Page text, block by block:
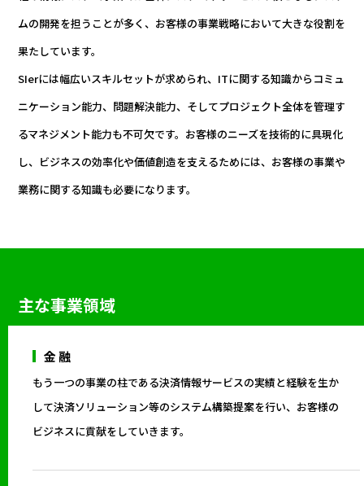
ムの開発を担うことが多く、お客様の事業戦略において大きな役割を
果たしています。
SIerには幅広いスキルセットが求められ、ITに関する知識からコミュ
ニケーション能力、問題解決能力、そしてプロジェクト全体を管理す
るマネジメント能力も不可欠です。お客様のニーズを技術的に具現化
し、ビジネスの効率化や価値創造を支えるためには、お客様の事業や
業務に関する知識も必要になります。
主な事業領域
金 融
もう一つの事業の柱である決済情報サービスの実績と経験を生か
して決済ソリューション等のシステム構築提案を行い、お客様の
ビジネスに貢献をしていきます。